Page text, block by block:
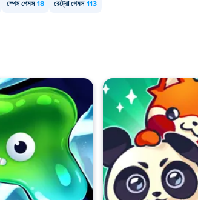
স্পেস গেমস 18 রেট্রো গেমস 113